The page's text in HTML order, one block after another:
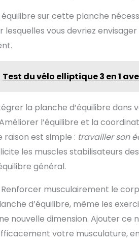
athlètes ; idéal pour un
centre de rééducation,
une salle de sport ou
Avertissement - Veuillez
antidérapantes, et non
sur une surface humide
ou lisse.
pour
dans
sur cette planche
lesquelles vous devriez
Test du vélo elliptique 3 en 1
la planche d’équilibre dans
Améliorer l’équilibre et la
raison est simple : travailler son
les muscles stabilisateurs
général.
Renforcer musculairement le
d’équilibre, même les
nouvelle dimension. Ajouter
votre musculature,